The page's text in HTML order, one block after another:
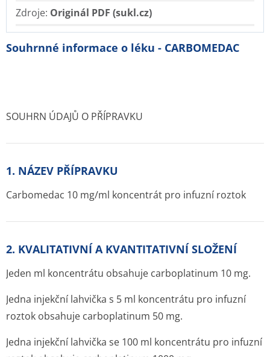
Zdroje: Originál PDF (sukl.cz)
Souhrnné informace o léku - CARBOMEDAC
SOUHRN ÚDAJŮ O PŘÍPRAVKU
1. NÁZEV PŘÍPRAVKU
Carbomedac 10 mg/ml koncentrát pro infuzní roztok
2. KVALITATIVNÍ A KVANTITATIVNÍ SLOŽENÍ
Jeden ml koncentrátu obsahuje carboplatinum 10 mg.
Jedna injekční lahvička s 5 ml koncentrátu pro infuzní
roztok obsahuje carboplatinum 50 mg.
Jedna injekční lahvička se 100 ml koncentrátu pro infuzní